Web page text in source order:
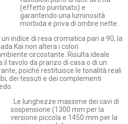
(effetto puntinato) e
garantendo una luminosità
morbida e priva di ombre nette.
un indice di resa cromatica pari a 90, la
Kai non altera i colori
circostante. Risulta ideale
il tavolo da pranzo di casa o di un
poiché restituisce le tonalità reali
dei tessuti e dei complementi
: Le lunghezze massime dei cavi di
sospensione (1300 mm per la
versione piccola e 1450 mm per la